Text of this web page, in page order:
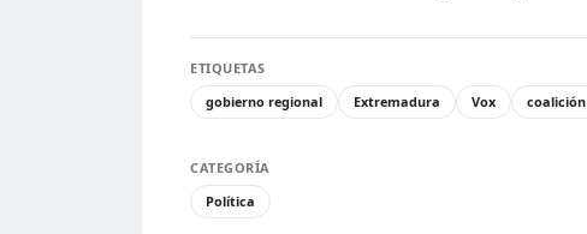
ETIQUETAS
gobierno regional
Extremadura Vox coalición
CATEGORÍA
Política